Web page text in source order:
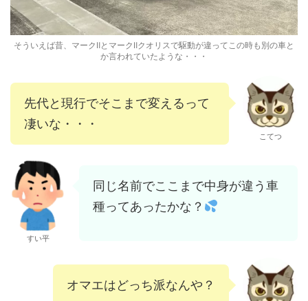
そういえば昔、マークⅡとマークⅡクオリスで駆動が違ってこの時も別の車と
か言われていたような・・・
先代と現行でそこまで変えるって
凄いな・・・
こてつ
すい平
同じ名前でここまで中身が違う車
種ってあったかな？
オマエはどっち派なんや？